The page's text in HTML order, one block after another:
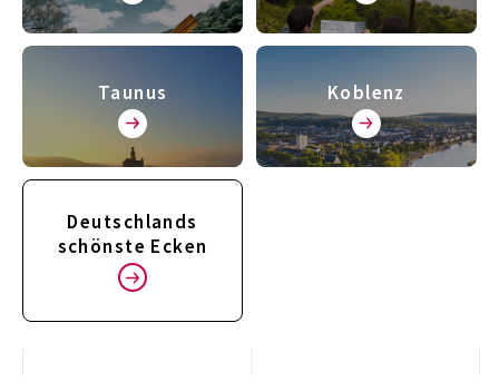
Taunus Koblenz
Deutschlands
schönste Ecken